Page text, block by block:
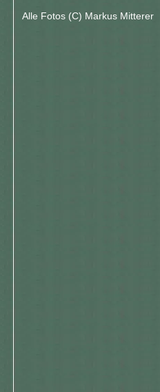
Alle Fotos (C) Markus Mitterer